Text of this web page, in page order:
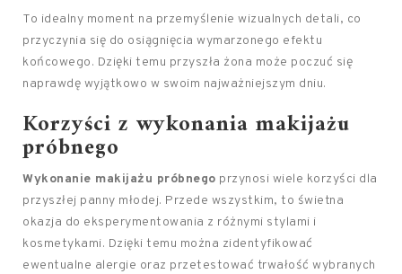
To idealny moment na przemyślenie wizualnych detali, co
przyczynia się do osiągnięcia wymarzonego efektu
końcowego. Dzięki temu przyszła żona może poczuć się
naprawdę wyjątkowo w swoim najważniejszym dniu.
Korzyści z wykonania makijażu
próbnego
Wykonanie makijażu próbnego przynosi wiele korzyści dla
przyszłej panny młodej. Przede wszystkim, to świetna
okazja do eksperymentowania z różnymi stylami i
kosmetykami. Dzięki temu można zidentyfikować
ewentualne alergie oraz przetestować trwałość wybranych